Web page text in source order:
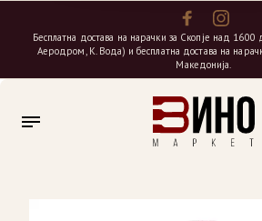
Бесплатна достава на нарачки за Скопје над
Аеродром, К. Вода) и бесплатна достава на
Македонија.